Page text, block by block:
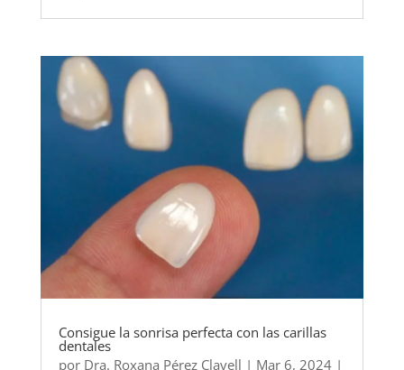
Consigue la sonrisa perfecta con las carillas
dentales
por Dra. Roxana Pérez Clavell | Mar 6, 2024|